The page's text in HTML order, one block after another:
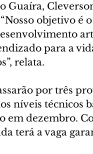
Guaíra,
objetivo é
para a
relata.
por três
níveis técnicos
em dezembro.
terá a vaga